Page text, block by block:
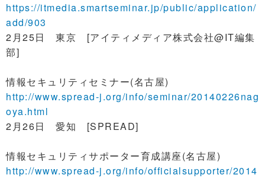
https://itmedia.smartseminar.jp/public/application/
add/903
2月25日 東京 [アイティメディア株式会社@IT編集
部]
情報セキュリティセミナー(名古屋)
http://www.spread-j.org/info/seminar/20140226nag
oya.html
2月26日 愛知 [SPREAD]
情報セキュリティサポーター育成講座(名古屋)
http://www.spread-j.org/info/officialsupporter/2014